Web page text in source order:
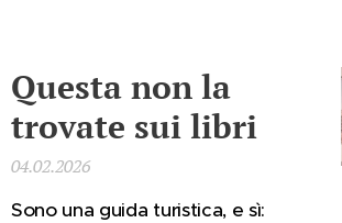
Questa non la
trovate sui libri
04.02.2026
Sono una guida turistica, e sì: